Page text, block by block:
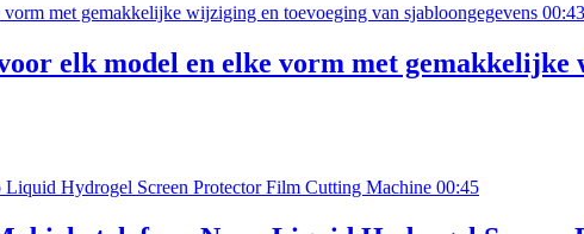
00:43
elk model en elke vorm met gemakkelijke
00:45